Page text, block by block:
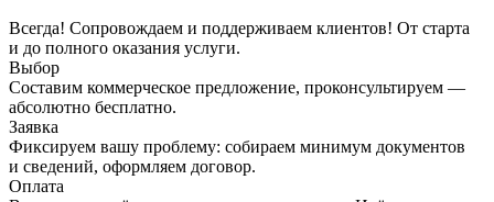
Всегда! Сопровождаем и поддерживаем клиентов! От старта
и до полного оказания услуги.
Выбор
Составим коммерческое предложение, проконсультируем —
абсолютно бесплатно.
Заявка
Фиксируем вашу проблему: собираем минимум документов
и сведений, оформляем договор.
Оплата